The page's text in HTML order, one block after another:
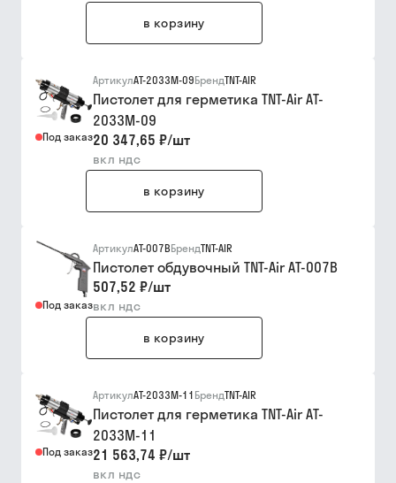
в корзину
Под заказ
АртикулАТ-2033М-09БрендTNT-AIR
Пистолет для герметика TNT-Air AT-
2033М-09
20 347,65 ₽/шт
вкл ндс
в корзину
Под заказ
АртикулAT-007BБрендTNT-AIR
Пистолет обдувочный TNT-Air AT-007B
507,52 ₽/шт
вкл ндс
в корзину
Под заказ
АртикулАТ-2033М-11 БрендTNT-AIR
Пистолет для герметика TNT-Air AT-
2033М-11
21 563,74 ₽/шт
вкл ндс